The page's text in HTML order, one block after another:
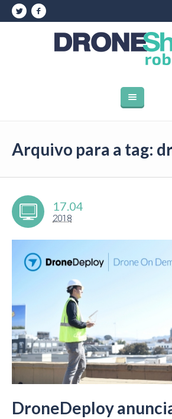
Arquivo para a tag:
17.04
2018
DroneDeploy